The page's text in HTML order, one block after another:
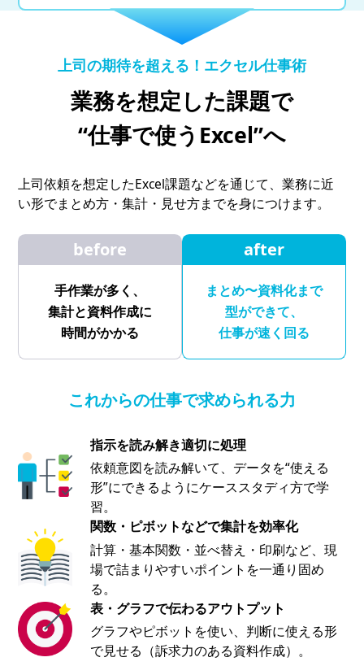
上司の期待を超える！エクセル仕事術
業務を想定した課題で
“仕事で使うExcel”へ
上司依頼を想定したExcel課題などを通じて、業務に近
い形でまとめ方・集計・見せ方までを身につけます。
before
手作業が多く、
集計と資料作成に
時間がかかる
after
まとめ〜資料化まで
型ができて、
仕事が速く回る
これからの仕事で求められる力
指示を読み解き適切に処理
依頼意図を読み解いて、データを“使える
形”にできるようにケーススタディ方で学
習。
関数・ピボットなどで集計を効率化
計算・基本関数・並べ替え・印刷など、現
場で詰まりやすいポイントを一通り固め
る。
表・グラフで伝わるアウトプット
グラフやピボットを使い、判断に使える形
で見せる（訴求力のある資料作成）。